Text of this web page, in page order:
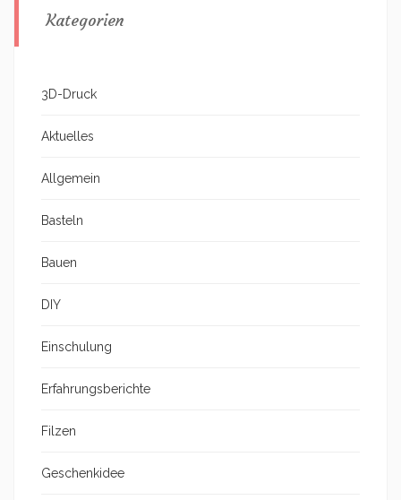
Kategorien
3D-Druck
Aktuelles
Allgemein
Basteln
Bauen
DIY
Einschulung
Erfahrungsberichte
Filzen
Geschenkidee